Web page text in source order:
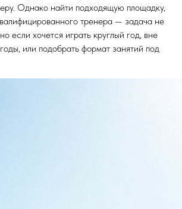
Однако найти подходящую площадку,
тренера — задача не
если хочется играть круглый год, вне
или подобрать формат занятий под